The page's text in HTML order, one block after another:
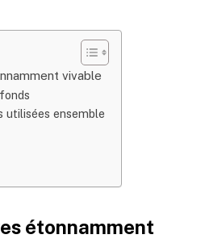
vivable
utilisées ensemble
étonnamment